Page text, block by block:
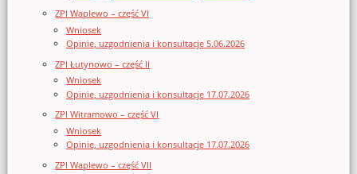
ZPI Waplewo – część VI
Wniosek
Opinie, uzgodnienia i konsultacje 5.06.2026
ZPI Łutynowo – część II
Wniosek
Opinie, uzgodnienia i konsultacje 17.07.2026
ZPI Witramowo – część VI
Wniosek
Opinie, uzgodnienia i konsultacje 17.07.2026
ZPI Waplewo – część VII